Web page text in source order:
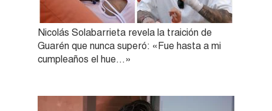
Nicolás Solabarrieta revela la traición de
Guarén que nunca superó: «Fue hasta a mi
cumpleaños el hue…»